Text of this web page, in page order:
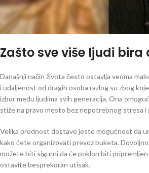
Zašto sve više ljudi
Današnji način života često ostavlja veoma
i udaljenost od dragih osoba razlog su zbog
izbor među ljudima svih generacija. Ona
stiže na pravo mesto bez nepotrebnog stresa i
Velika prednost dostave jeste mogućnost da
kako ćete organizovati prevoz buketa.
možete biti sigurni da će poklon biti
ostavite besprekoran utisak.